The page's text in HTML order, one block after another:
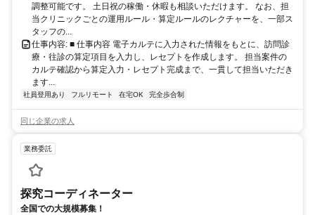
調整可能です。 土日祝の稼働・休暇も相談いただけます。 なお、担
当クリニックごとの運用ルール・算定ルールのレクチャーを、一部ス
タッフの...
仕事内容: ■ 仕事内容 電子カルテに入力された情報をもとに、訪問診
療・往診の算定項目を入力し、レセプトを作成します。 担当案件の
カルテ確認から算定入力・レセプト完成まで、一貫して担当いただき
ます...
社員登用あり フルリモート 在宅OK 完全歩合制
同じ企業の求人
業務委託
探究コーディネーター
全国での大規模募集！